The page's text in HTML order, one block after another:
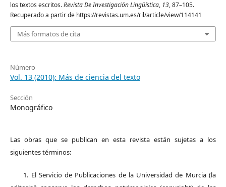
los textos escritos.Revista De Investigación Lingüística, 13, 87–105.
Recuperado a partir de https://revistas.um.es/ril/article/view/114141
Más formatos de cita
Número
Vol. 13 (2010): Más de ciencia del texto
Sección
Monográfico
Las obras que se publican en esta revista están sujetas a los
siguientes términos:
1. El Servicio de Publicaciones de la Universidad de Murcia (la